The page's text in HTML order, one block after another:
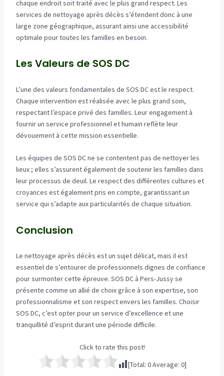
chaque endroit soit traité avec le plus grand respect. Les
services de nettoyage après décès s’étendent donc à une
large zone géographique, assurant ainsi une accessibilité
optimale pour toutes les familles en besoin.
Les Valeurs de SOS DC
L’une des valeurs fondamentales de SOS DC est le respect.
Chaque intervention est réalisée avec le plus grand soin,
respectant l’espace privé des familles. Leur engagement à
fournir un service professionnel et humain reflète leur
dévouement à cette mission essentielle.
Les équipes de SOS DC ne se contentent pas de nettoyer les
lieux ; elles s’assurent également de soutenir les familles dans
leur processus de deuil. Le respect des différentes cultures et
croyances est également pris en compte, garantissant un
service qui s’adapte aux particularités de chaque situation.
Conclusion
Le nettoyage après décès est un sujet délicat, mais il est
essentiel de s’entourer de professionnels dignes de confiance
pour surmonter cette épreuve. SOS DC à Pers-Jussy se
présente comme un allié de choix grâce à son expertise, son
professionnalisme et son respect envers les familles. Choisir
SOS DC, c’est opter pour un service d’excellence et une
tranquillité d’esprit durant une période difficile.
Click to rate this post!
[Total: 0Average: 0]